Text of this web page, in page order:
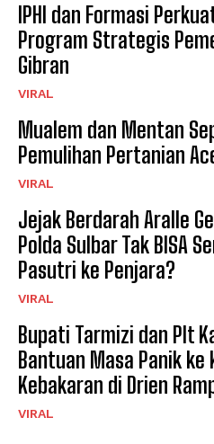
IPHI dan Formasi
Program Strategis
Gibran
VIRAL
Mualem dan Mentan
Pemulihan Pertanian
VIRAL
Jejak Berdarah Aralle
Polda Sulbar Tak BISA
Pasutri ke Penjara?
VIRAL
Bupati Tarmizi dan Plt
Bantuan Masa Panik ke
Kebakaran di Drien
VIRAL